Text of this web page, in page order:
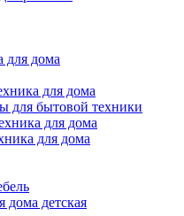
для дома
для дома
для бытовой техники
для дома
для дома
дома детская